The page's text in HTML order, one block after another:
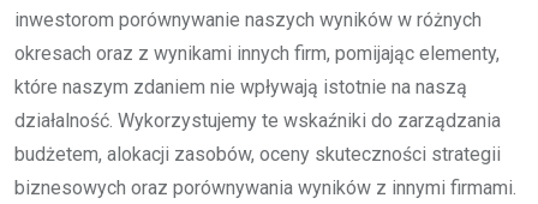
inwestorom porównywanie naszych wyników w różnych
okresach oraz z wynikami innych firm, pomijając elementy,
które naszym zdaniem nie wpływają istotnie na naszą
działalność. Wykorzystujemy te wskaźniki do zarządzania
budżetem, alokacji zasobów, oceny skuteczności strategii
biznesowych oraz porównywania wyników z innymi firmami.